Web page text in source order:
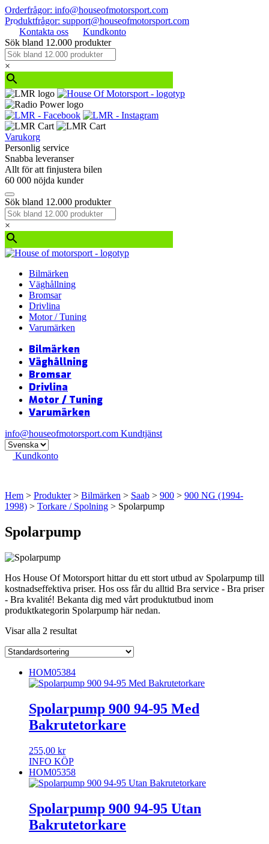
Orderfrågor: info@houseofmotorsport.com
Produktfrågor: support@houseofmotorsport.com
Kontakta oss
Kundkonto
Sök bland 12.000 produkter
×
Varukorg
Personlig service
Snabba leveranser
Allt för att finjustera bilen
60 000 nöjda kunder
Sök bland 12.000 produkter
×
Bilmärken
Väghållning
Bromsar
Drivlina
Motor / Tuning
Varumärken
Bilmärken
Väghållning
Bromsar
Drivlina
Motor / Tuning
Varumärken
info@houseofmotorsport.com Kundtjänst
Kundkonto
Hem > Produkter> Bilmärken > Saab > 900 > 900 NG (1994-
1998) > Torkare / Spolning > Spolarpump
Spolarpump
Hos House Of Motorsport hittar du ett stort utbud av Spolarpump till
kostnadseffektiva priser. Hos oss får du alltid Bra service - Bra priser
- Bra kvalité! Bekanta dig med vårt produktutbud inom
produktkategorin Spolarpump här nedan.
Visar alla 2 resultat
HOM05384
Spolarpump 900 94-95 Med
Bakrutetorkare
255,00 kr
INFO KÖP
HOM05358
Spolarpump 900 94-95 Utan
Bakrutetorkare